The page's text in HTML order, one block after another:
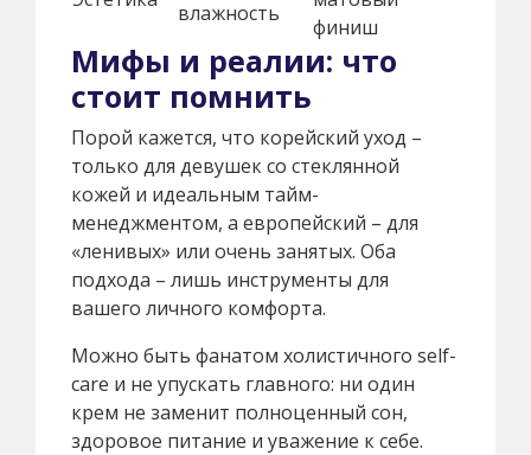
влажность
финиш
Мифы и реалии: что
стоит помнить
Порой кажется, что корейский уход –
только для девушек со стеклянной
кожей и идеальным тайм-
менеджментом, а европейский – для
«ленивых» или очень занятых. Оба
подхода – лишь инструменты для
вашего личного комфорта.
Можно быть фанатом холистичного self-
care и не упускать главного: ни один
крем не заменит полноценный сон,
здоровое питание и уважение к себе.